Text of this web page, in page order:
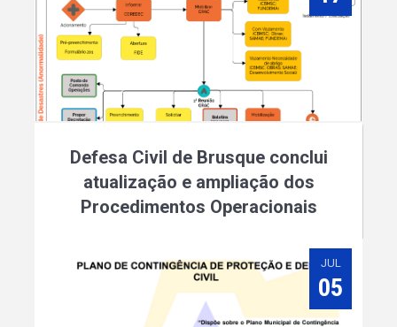
Defesa Civil de Brusque conclui
atualização e ampliação dos
Procedimentos Operacionais
JUL
05